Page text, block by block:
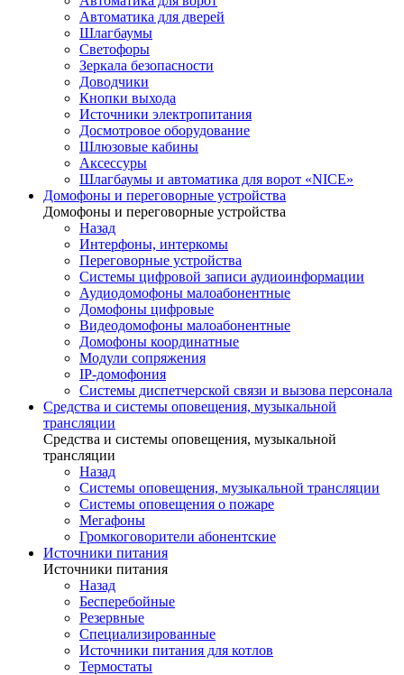
Автоматика для дверей
Шлагбаумы
Светофоры
Зеркала безопасности
Доводчики
Кнопки выхода
Источники электропитания
Досмотровое оборудование
Шлюзовые кабины
Аксессуры
Шлагбаумы и автоматика для ворот «NICE»
Домофоны и переговорные устройства
Домофоны и переговорные устройства
Назад
Интерфоны, интеркомы
Переговорные устройства
Системы цифровой записи аудиоинформации
Аудиодомофоны малоабонентные
Домофоны цифровые
Видеодомофоны малоабонентные
Домофоны координатные
Модули сопряжения
IP-домофония
Системы диспетчерской связи и вызова персонала
Средства и системы оповещения, музыкальной
трансляции
Средства и системы оповещения, музыкальной
трансляции
Назад
Системы оповещения, музыкальной трансляции
Системы оповещения о пожаре
Мегафоны
Громкоговорители абонентские
Источники питания
Источники питания
Назад
Бесперебойные
Резервные
Специализированные
Источники питания для котлов
Термостаты